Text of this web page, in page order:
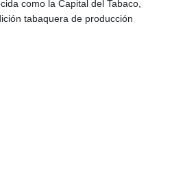
como la Capital del Tabaco,
tabaquera de producción